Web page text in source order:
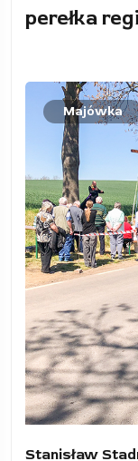
perełka
Majówka
Stanisław